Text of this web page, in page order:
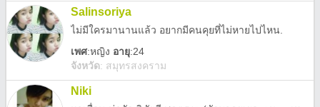
Salinsoriya
ไม่มีใครมานานแล้ว อยากมีคนคุยที่ไม่หายไปไหน.
เพศ:หญิง อายุ:24
จังหวัด: สมุทรสงคราม
Niki